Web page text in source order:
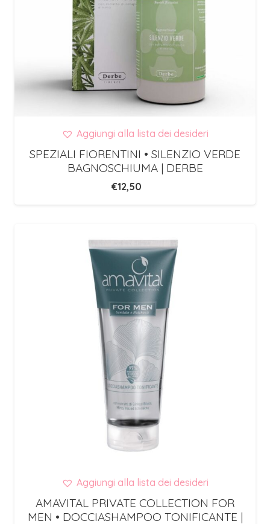
Aggiungi alla lista dei desideri
SPEZIALI FIORENTINI • SILENZIO VERDE
BAGNOSCHIUMA | DERBE
€12,50
Aggiungi alla lista dei desideri
AMAVITAL PRIVATE COLLECTION FOR
MEN • DOCCIASHAMPOO TONIFICANTE |